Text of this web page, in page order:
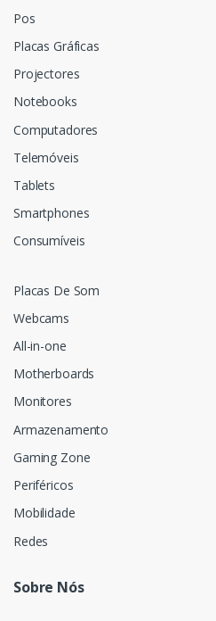
Pos
Placas Gráficas
Projectores
Notebooks
Computadores
Telemóveis
Tablets
Smartphones
Consumíveis
Placas De Som
Webcams
All-in-one
Motherboards
Monitores
Armazenamento
Gaming Zone
Periféricos
Mobilidade
Redes
Sobre Nós